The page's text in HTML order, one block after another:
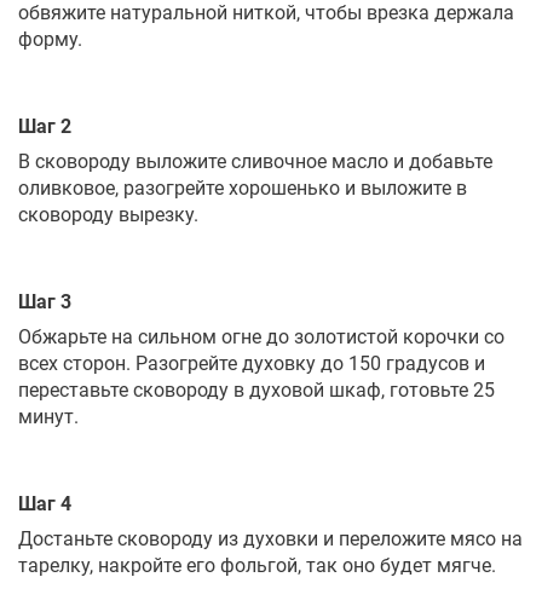
обвяжите натуральной ниткой, чтобы врезка держала
форму.
Шаг 2
В сковороду выложите сливочное масло и добавьте
оливковое, разогрейте хорошенько и выложите в
сковороду вырезку.
Шаг 3
Обжарьте на сильном огне до золотистой корочки со
всех сторон. Разогрейте духовку до 150 градусов и
переставьте сковороду в духовой шкаф, готовьте 25
минут.
Шаг 4
Достаньте сковороду из духовки и переложите мясо на
тарелку, накройте его фольгой, так оно будет мягче.